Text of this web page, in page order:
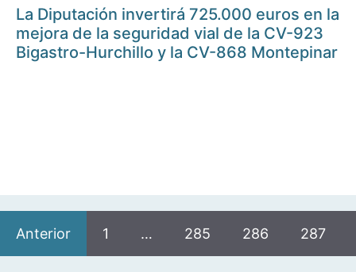
La Diputación invertirá 725.000 euros en la
mejora de la seguridad vial de la CV-923
Bigastro-Hurchillo y la CV-868 Montepinar
Anterior 1 … 285 286 287